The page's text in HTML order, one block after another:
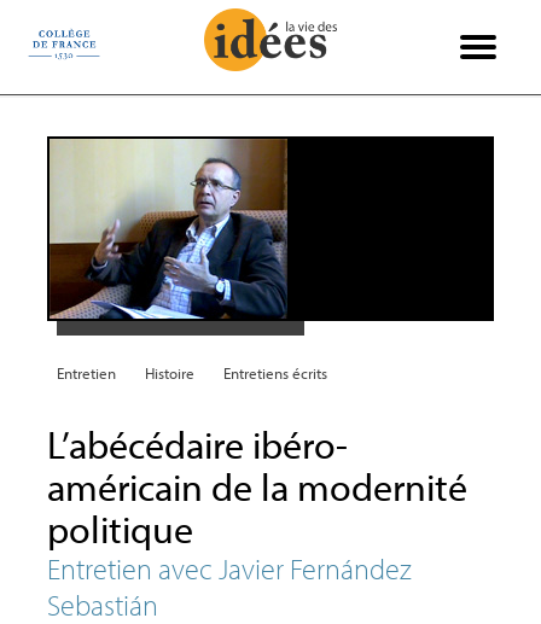
Panneau de gestion des cookies
Entretien Histoire Entretiens écrits
L’abécédaire ibéro-
américain de la modernité
politique
Entretien avec Javier Fernández
Sebastián